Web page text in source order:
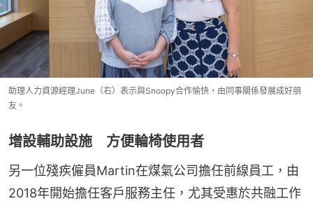
助理人力資源經理June（右）表示與Snoopy合作愉快，由同事關係發展成好朋
友。
增設輔助設施 方便輪椅使用者
另一位殘疾僱員Martin在煤氣公司擔任前線員工，由
2018年開始擔任客戶服務主任，尤其受惠於共融工作